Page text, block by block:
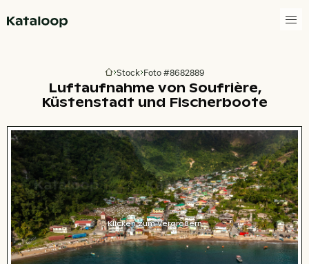
Zur Homepage
Stock Foto #8682889
Luftaufnahme von Soufrière,
Küstenstadt und Fischerboote
Klicken zum Vergrößern